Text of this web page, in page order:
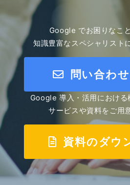
Google でお困りなこ
知識豊富なスペシャリスト
問い合わ
Google 導入・活用における
サービスや資料をご用
資料のダウ